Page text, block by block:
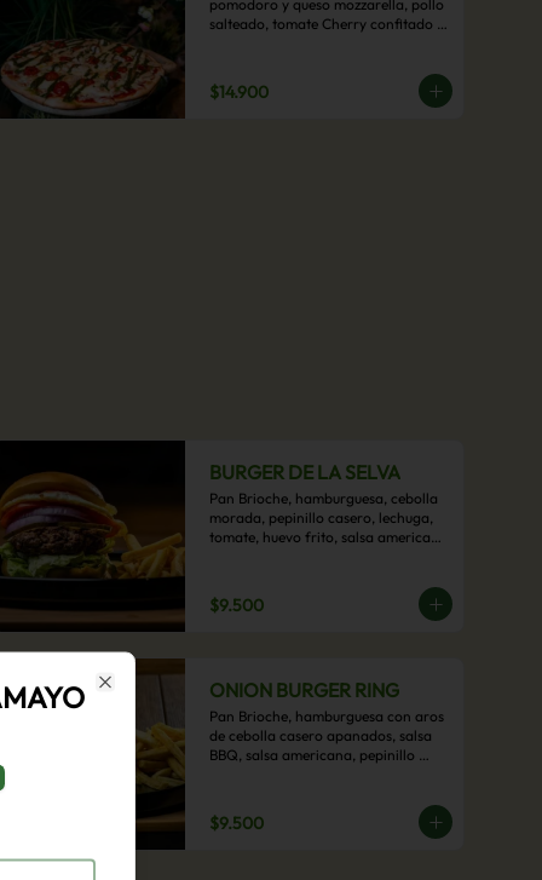
pomodoro y queso mozzarella, pollo
salteado, tomate Cherry confitado y
$14.900
BURGER DE LA SELVA
Pan Brioche, hamburguesa, cebolla
morada, pepinillo casero, lechuga,
tomate, huevo frito, salsa americana
$9.500
ONION BURGER RING
Pan Brioche, hamburguesa con aros
de cebolla casero apanados, salsa
BBQ, salsa americana, pepinillo
acompañamiento de papas fritas.
$9.500